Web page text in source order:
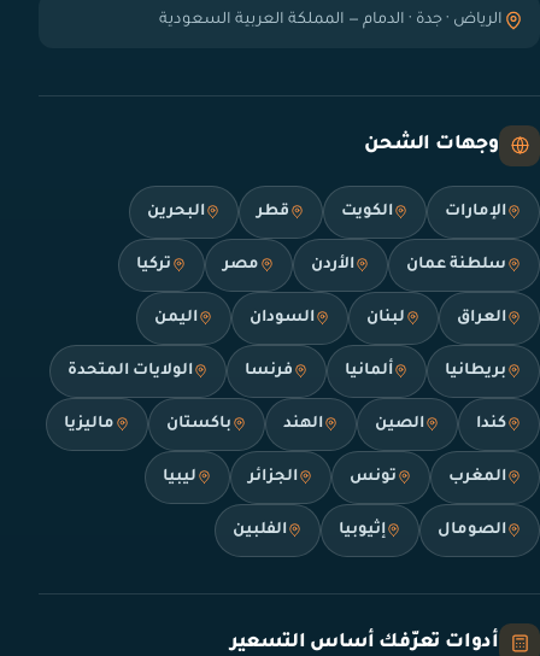
الرياض · جدة · الدمام — المملكة العربية السعودية
وجهات الشحن
الإمارات الكويت قطر البحرين
سلطنة عمان الأردن مصر تركيا
العراق لبنان السودان اليمن
بريطانيا ألمانيا فرنسا الولايات المتحدة
كندا الصين الهند باكستان ماليزيا
المغرب تونس الجزائر ليبيا
الصومال إثيوبيا الفلبين
أدوات تعرّفك أساس التسعير